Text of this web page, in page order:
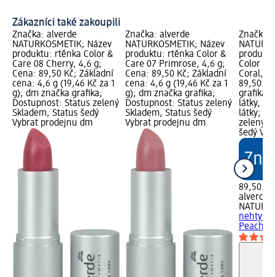
Zákazníci také zakoupili
Značka: alverde
NATURKOSMETIK; Název
produktu: rtěnka Color &
Care 08 Cherry, 4,6 g;
Cena: 89,50 Kč; Základní
cena: 4,6 g (19,46 Kč za 1
g); dm značka grafika;
Dostupnost: Status zelený
Skladem, Status šedý
Vybrat prodejnu dm
Značka: alverde
NATURKOSMETIK; Název
produktu: rtěnka Color &
Care 07 Primrose, 4,6 g;
Cena: 89,50 Kč; Základní
cena: 4,6 g (19,46 Kč za 1
g); dm značka grafika;
Dostupnost: Status zelený
Skladem, Status šedý
Vybrat prodejnu dm
Značka:
Color &
Coral,
89,50
grafika;
látky,
látky;
zelený
šedý
89,50 Kč
alverde
nehty
Peach